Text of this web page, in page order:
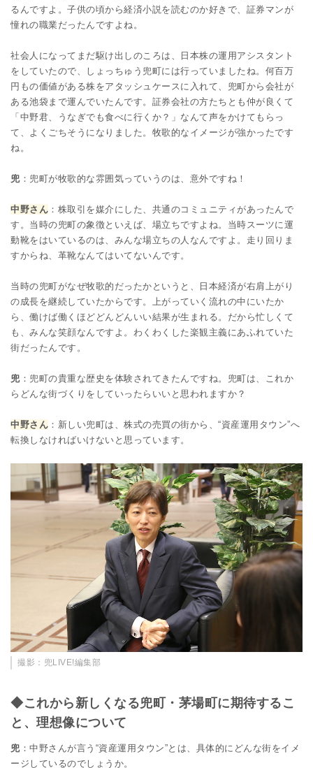
るんですよ。子供の頃から経済小説を読むのか好きで、証券マンが
憧れの職業だったんですよね。
社会人になってまだ駆け出しのころは、日本株の運用アシスタント
をしていたので、しょっちゅう兜町には行っていましたね。何百万
円もの価値がある株をアタッシュケースに入れて、兜町から会社が
ある池袋まで運んでいたんです。証券会社の方たちとも仲が良くて
「中野君、うなぎでも食べに行くか？」なんて声をかけてもらっ
て、よくごちそうになりました。牧歌的なイメージが強かったです
ね。
兜：兜町が牧歌的な雰囲気っていうのは、意外ですね！
中野さん ：株取引を媒介にした、共通のコミュニティがあったんで
す。当時の兜町の象徴といえば、場立ちですよね。当時スーツに運
動靴をはいているのは、みんな場立ちの人なんですよ。走り回りま
すからね、革靴なんてはいてないんです。
当時の兜町がなぜ牧歌的だったかというと、日本経済が右肩上がり
の成長を継続していたからです。上がっていく流れの中にいたか
ら、働けば働くほどどんどんいい結果が生まれる。だから忙しくて
も、みんな笑顔なんですよ。わくわくした楽観主義にあふれていた
街だったんです。
兜：兜町の貴重な歴史を体験されてきたんですね。兜町は、これか
らどんな街づくりをしていったらいいと思われますか？
中野さん ：新しい兜町は、株式の売買の街から、“資産運用タウン”へ
転換しなければいけないと思っています。
撮影：兜LIVE!編集部
◆これから新しくなる兜町・茅場町に期待するこ
と、理想像について
兜：中野さんが言う“資産運用タウン”とは、具体的にどんな街をイメ
ージしているのでしょうか。